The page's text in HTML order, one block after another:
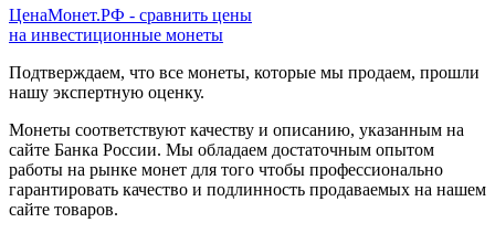
ЦенаМонет.РФ - сравнить цены
на инвестиционные монеты
Подтверждаем, что все монеты, которые мы продаем, прошли
нашу экспертную оценку.
Монеты соответствуют качеству и описанию, указанным на
сайте Банка России. Мы обладаем достаточным опытом
работы на рынке монет для того чтобы профессионально
гарантировать качество и подлинность продаваемых на нашем
сайте товаров.